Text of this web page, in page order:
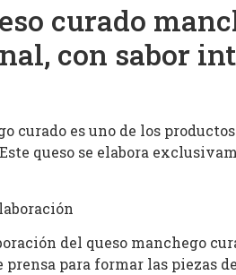
curado
con sabor
curado es uno de los
queso se elabora
del queso manchego
prensa para formar las piezas